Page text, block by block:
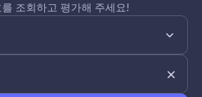
조회하고 평가해 주세요!